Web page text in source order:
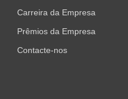
Carreira da Empresa
Prêmios da Empresa
Contacte-nos